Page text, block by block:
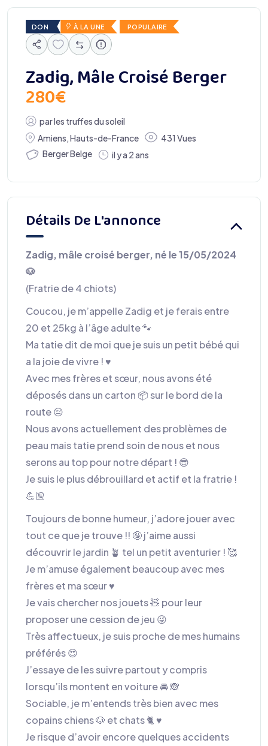
DON À LA UNE POPULAIRE
Zadig, Mâle Croisé Berger
280€
parles truffes du soleil
Amiens Hauts-de-France
431 Vues
Berger Belge
il y a 2 ans
Détails De L'annonce
Zadig, mâle croisé berger, né le 15/05/2024
🐶
(Fratrie de 4 chiots)
Coucou, je m’appelle Zadig et je ferais entre
20 et 25kg à l’âge adulte 🐾
Ma tatie dit de moi que je suis un petit bébé qui
a la joie de vivre ! ♥️
Avec mes frères et sœur, nous avons été
déposés dans un carton 📦 sur le bord de la
route 😔
Nous avons actuellement des problèmes de
peau mais tatie prend soin de nous et nous
serons au top pour notre départ ! 😎
Je suis le plus débrouillard et actif et la fratrie !
💪🏼
Toujours de bonne humeur, j’adore jouer avec
tout ce que je trouve !! 🤪 j’aime aussi
découvrir le jardin 🪴 tel un petit aventurier ! 🥰
Je m’amuse également beaucoup avec mes
frères et ma sœur ♥️
Je vais chercher nos jouets 🧸 pour leur
proposer une cession de jeu 😜
Très affectueux, je suis proche de mes humains
préférés 😍
J’essaye de les suivre partout y compris
lorsqu’ils montent en voiture 🚘 🙈
Sociable, je m’entends très bien avec mes
copains chiens 🐶 et chats 🐈 ♥️
Je risque d’avoir encore quelques accidents